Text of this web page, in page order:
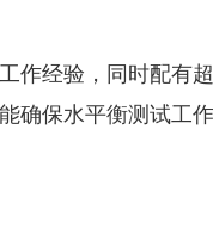
作经验，同时配有超
确保水平衡测试工作